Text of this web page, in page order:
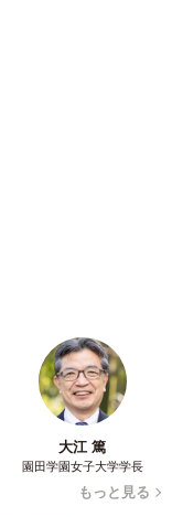
た運命的カップル
アの熱い夜」に「も
ッコミ連発【新婚さ
い」願いかなった！
万再生 他業種も